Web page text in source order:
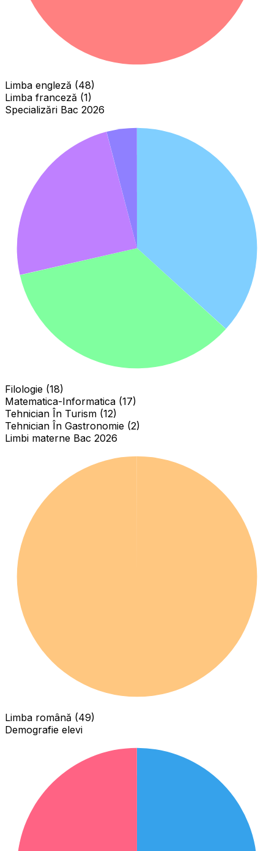
Limba engleză (48)
Limba franceză (1)
Specializări Bac 2026
Filologie (18)
Matematica-Informatica (17)
Tehnician În Turism (12)
Tehnician În Gastronomie (2)
Limbi materne Bac 2026
Limba română (49)
Demografie elevi